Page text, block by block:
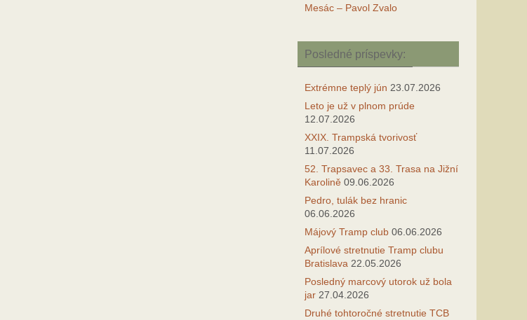
Mesác – Pavol Zvalo
Posledné príspevky:
Extrémne teplý jún 23.07.2026
Leto je už v plnom prúde
12.07.2026
XXIX. Trampská tvorivosť
11.07.2026
52. Trapsavec a 33. Trasa na Jižní
Karolině 09.06.2026
Pedro, tulák bez hranic
06.06.2026
Májový Tramp club 06.06.2026
Aprílové stretnutie Tramp clubu
Bratislava 22.05.2026
Posledný marcový utorok už bola
jar 27.04.2026
Druhé tohtoročné stretnutie TCB